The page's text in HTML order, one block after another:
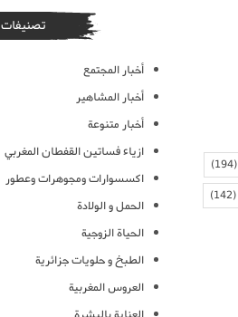
تصنيفات
أخبار المجتمع
أخبار المشاهير
أخبار متنوعة
ازياء فساتين القفطان المغربي
اكسسوارات ومجوهرات وعطور
الحمل و الولادة
الحياة الزوجية
الطبخ و حلويات جزائرية
العروس المغربية